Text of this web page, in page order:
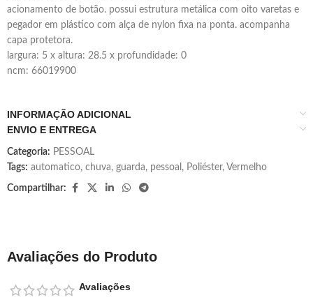
acionamento de botão. possui estrutura metálica com oito varetas e
pegador em plástico com alça de nylon fixa na ponta. acompanha
capa protetora.
largura: 5 x altura: 28.5 x profundidade: 0
ncm: 66019900
INFORMAÇÃO ADICIONAL
ENVIO E ENTREGA
Categoria: PESSOAL
Tags: automatico, chuva, guarda, pessoal , Poliéster, Vermelho
Compartilhar:
Avaliações do Produto
Avaliações